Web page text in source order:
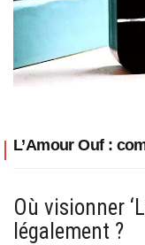
L’Amour Ouf :
Où visionner
légalement ?